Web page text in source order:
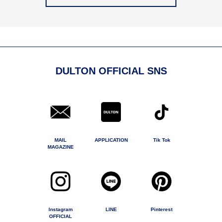
DULTON OFFICIAL SNS
MAIL
MAGAZINE
APPLICATION Tik Tok
Instagram
OFFICIAL
LINE Pinterest